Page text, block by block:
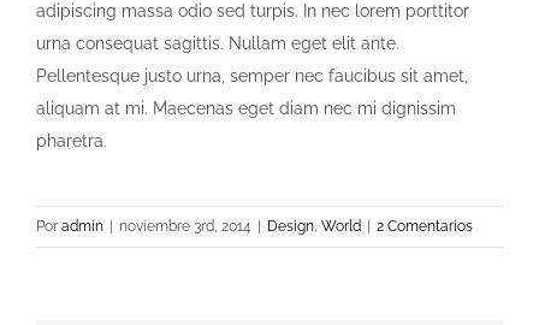
adipiscing massa odio sed turpis. In nec lorem porttitor
urna consequat sagittis. Nullam eget elit ante.
Pellentesque justo urna, semper nec faucibus sit amet,
aliquam at mi. Maecenas eget diam nec mi dignissim
pharetra.
Por admin noviembre 3rd, 2014 Design, World 2 Comentarios